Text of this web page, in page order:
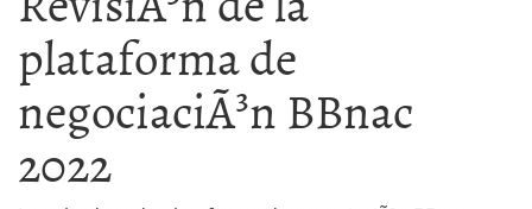
plataforma de
negociaciÃ³n BBnac
2022